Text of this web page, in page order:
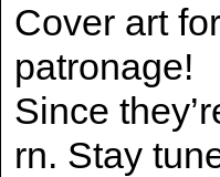
Cover art
patronage!
Since
rn. Stay